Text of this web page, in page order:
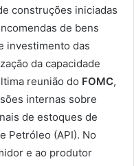
construções iniciadas
de bens
investimento das
da capacidade
reunião do FOMC,
internas sobre
de estoques de
Petróleo (API). No
e ao produtor